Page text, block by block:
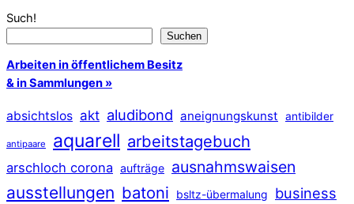
Such!
Suchen
Arbeiten in öffentlichem Besitz
& in Sammlungen »
absichtslos akt aludibond aneignungskunst antibilder
antipaare aquarell arbeitstagebuch
arschloch corona aufträge ausnahmswaisen
ausstellungen batoni bsltz-übermalung business